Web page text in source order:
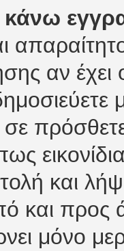
κάνω
αν έχει
και
και προς
μόνο